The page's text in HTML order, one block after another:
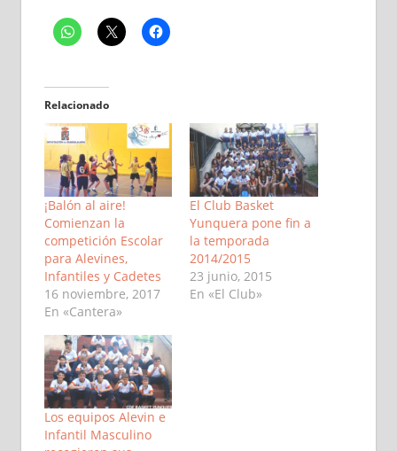
Relacionado
¡Balón al aire!
Comienzan la
competición Escolar
para Alevines,
Infantiles y Cadetes
16 noviembre, 2017
En «Cantera»
El Club Basket
Yunquera pone fin a
la temporada
2014/2015
23 junio, 2015
En «El Club»
Los equipos Alevin e
Infantil Masculino